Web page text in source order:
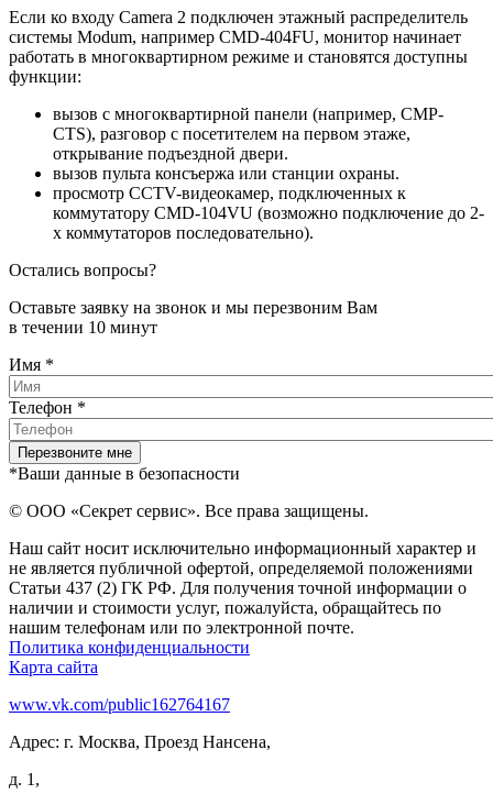
Если ко входу Camera 2 подключен этажный распределитель
системы Modum, например CMD-404FU, монитор начинает
работать в многоквартирном режиме и становятся доступны
функции:
вызов с многоквартирной панели (например, CMP-
CTS), разговор с посетителем на первом этаже,
открывание подъездной двери.
вызов пульта консъержа или станции охраны.
просмотр CCTV-видеокамер, подключенных к
коммутатору CMD-104VU (возможно подключение до 2-
х коммутаторов последовательно).
Остались вопросы?
Оставьте заявку на звонок и мы перезвоним Вам
в течении 10 минут
Имя *
Телефон *
*Ваши данные в безопасности
© ООО «Секрет сервис». Все права защищены.
Наш сайт носит исключительно информационный характер и
не является публичной офертой, определяемой положениями
Статьи 437 (2) ГК РФ. Для получения точной информации о
наличии и стоимости услуг, пожалуйста, обращайтесь по
нашим телефонам или по электронной почте.
Политика конфиденциальности
Карта сайта
www.vk.com/public162764167
Адрес: г. Москва, Проезд Нансена,
д. 1,